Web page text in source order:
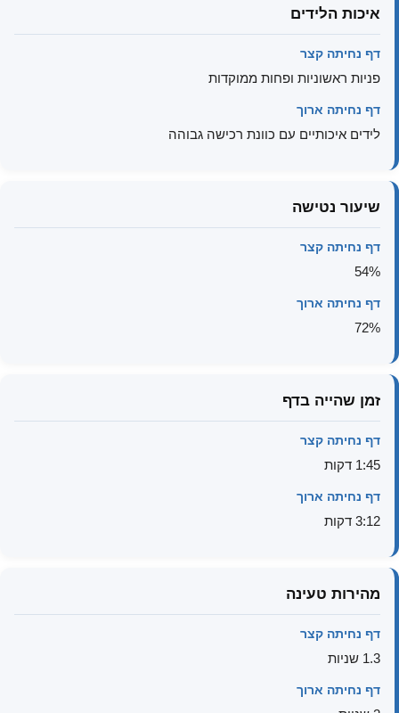
איכות הלידים
דף נחיתה קצר
פניות ראשוניות ופחות ממוקדות
דף נחיתה ארוך
לידים איכותיים עם כוונת רכישה גבוהה
שיעור נטישה
דף נחיתה קצר
54%
דף נחיתה ארוך
72%
זמן שהייה בדף
דף נחיתה קצר
1:45 דקות
דף נחיתה ארוך
3:12 דקות
מהירות טעינה
דף נחיתה קצר
1.3 שניות
דף נחיתה ארוך